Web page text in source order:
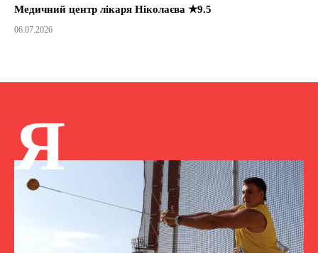
Медичний центр лікаря Ніколаєва ★9.5
06.07.2026
Я